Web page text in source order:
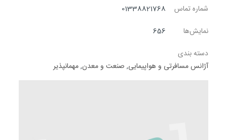
شماره تماس
01338821768
نمایش‌ها
656
دسته بندی
آژانس مسافرتی و هواپیمایی, صنعت و معدن,مهمانپذیر